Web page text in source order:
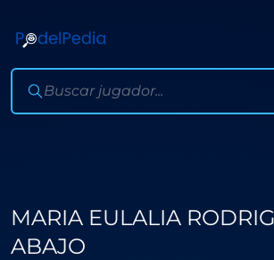
MARIA EULALIA
ABAJO